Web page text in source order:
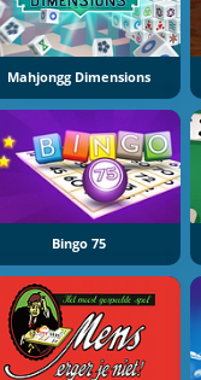
Mahjongg Dimensions
Bingo 75